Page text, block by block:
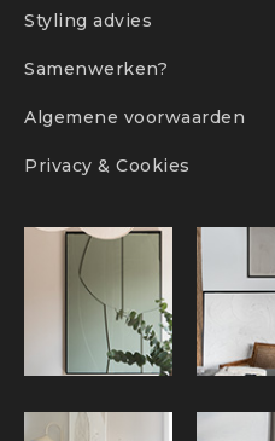
Styling advies
Samenwerken?
Algemene voorwaarden
Privacy & Cookies